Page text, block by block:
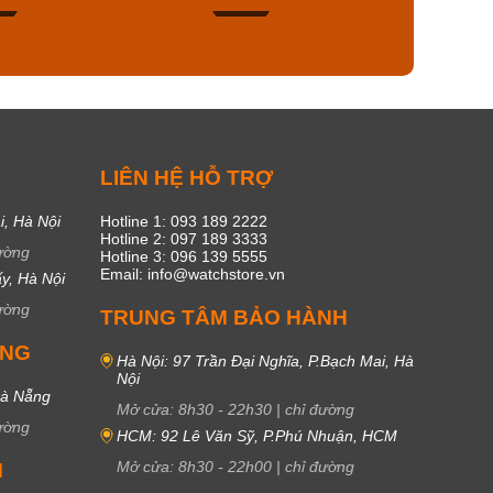
Hà Nội
Hà Nội
Nẵng
LIÊN HỆ HỖ TRỢ
Hotline 1: 093 189 2222
Hotline 2: 097 189 3333
Hotline 3: 096 139 5555
Email: info@watchstore.vn
TRUNG TÂM BẢO HÀNH
Hà Nội: 97 Trần Đại Nghĩa, P.Bạch Mai, Hà
Nội
Mở cửa: 8h30 - 22h30 | chỉ đường
HCM: 92 Lê Văn Sỹ, P.Phú Nhuận, HCM
Mở cửa: 8h30 - 22h00 | chỉ đường